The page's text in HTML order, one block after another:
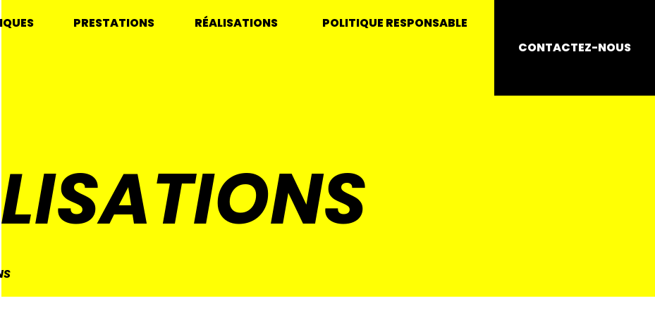
PRESTATIONS RÉALISATIONS
POLITIQUE RESPONSABLE
CONTACTEZ-NOUS